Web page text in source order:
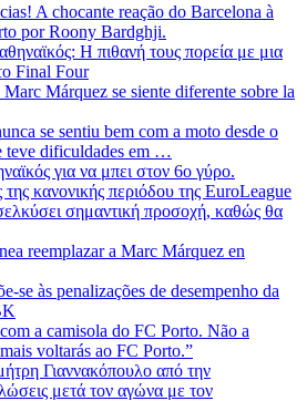
A chocante reação do Barcelona à
por Roony Bardghji.
Η πιθανή τους πορεία με μια
Final Four
Márquez se siente diferente sobre la
se sentiu bem com a moto desde o
teve dificuldades em …
για να μπει στον 6ο γύρο.
της κανονικής περιόδου της EuroLeague
σημαντική προσοχή, καθώς θα
reemplazar a Marc Márquez en
se às penalizações de desempenho da
a camisola do FC Porto. Não a
voltarás ao FC Porto.”
Γιαννακόπουλο από την
μετά τον αγώνα με τον